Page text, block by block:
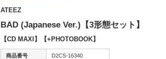
ATEEZ
BAD (Japanese Ver.)【3形態セット】
【CD MAXI】【+PHOTOBOOK】
商品番号 D2CS-16340